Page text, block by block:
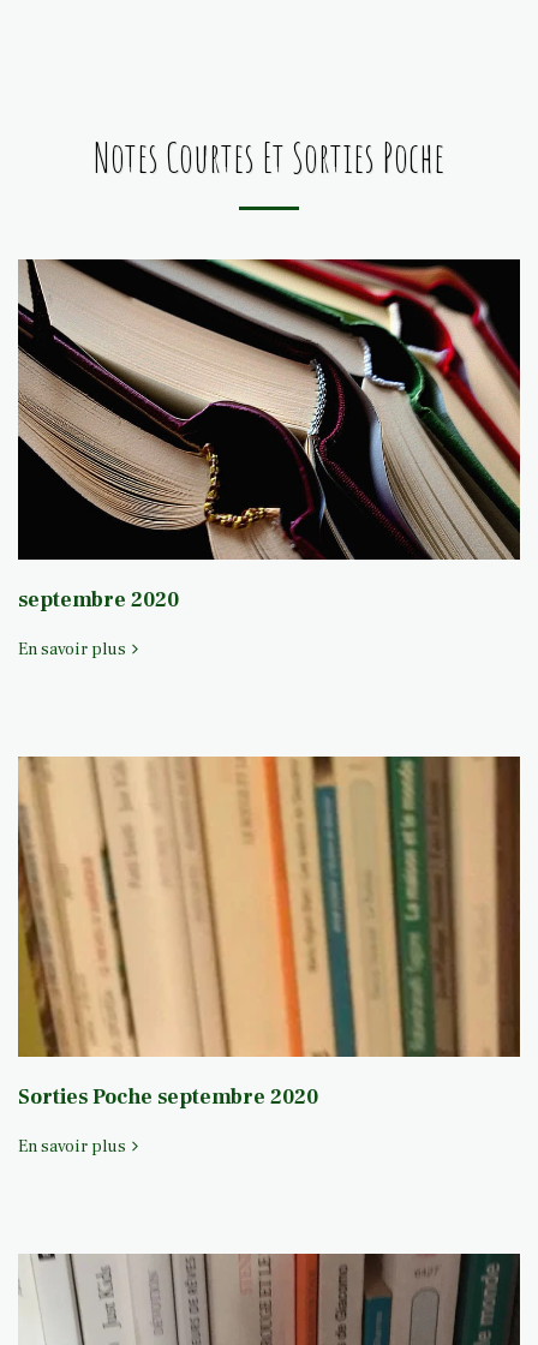
Notes Courtes Et Sorties Poche
septembre 2020
En savoir plus
Sorties Poche septembre 2020
En savoir plus